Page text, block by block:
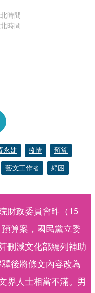
時間
時間
永婕 疫情
預算
藝文工作者 紓困
財政委員會昨（15
算案，國民黨立委
刪減文化部編列補助
後將條文內容改為
界人士相當不滿。男